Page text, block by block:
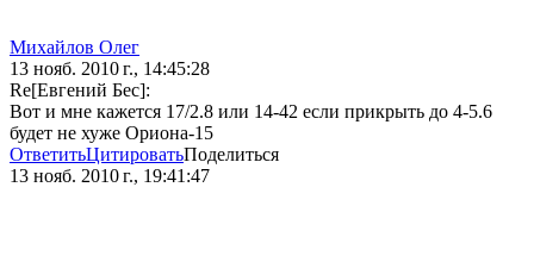
Михайлов Олег
13 нояб. 2010 г., 14:45:28
Re[Евгений Бес]:
Вот и мне кажется 17/2.8 или 14-42 если прикрыть до 4-5.6
будет не хуже Ориона-15
ОтветитьЦитироватьПоделиться
13 нояб. 2010 г., 19:41:47